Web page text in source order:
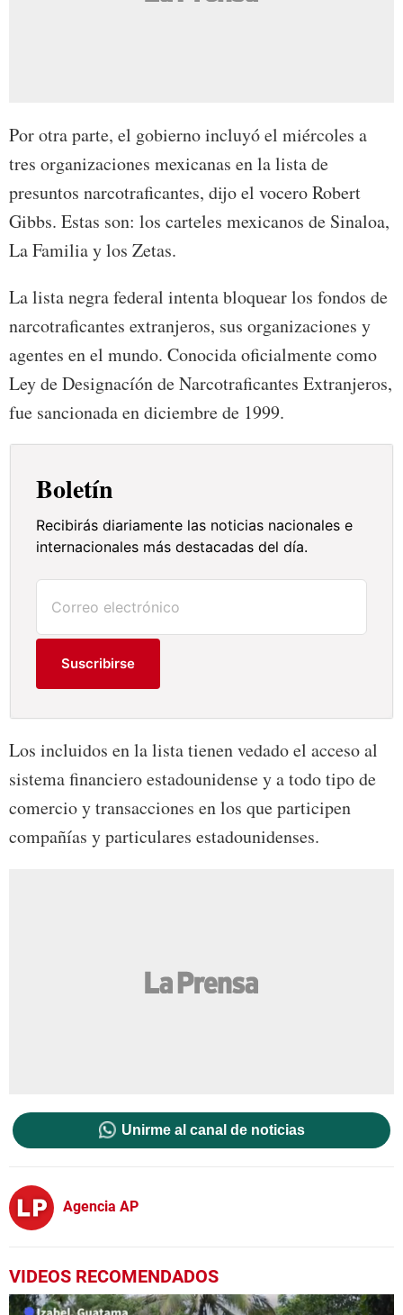
Por otra parte, el gobierno incluyó el miércoles a
tres organizaciones mexicanas en la lista de
presuntos narcotraficantes, dijo el vocero Robert
Gibbs. Estas son: los carteles mexicanos de Sinaloa,
La Familia y los Zetas.
La lista negra federal intenta bloquear los fondos de
narcotraficantes extranjeros, sus organizaciones y
agentes en el mundo. Conocida oficialmente como
Ley de Designacíón de Narcotraficantes Extranjeros,
fue sancionada en diciembre de 1999.
Boletín
Recibirás diariamente las noticias nacionales e
internacionales más destacadas del día.
Suscribirse
Los incluidos en la lista tienen vedado el acceso al
sistema financiero estadounidense y a todo tipo de
comercio y transacciones en los que participen
compañías y particulares estadounidenses.
Unirme al canal de noticias
Agencia AP
VIDEOS RECOMENDADOS